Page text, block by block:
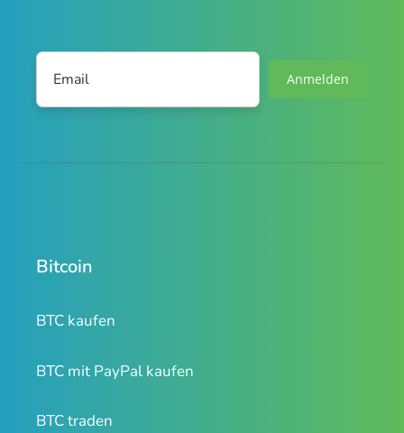
Anmelden
Bitcoin
BTC kaufen
BTC mit PayPal kaufen
BTC traden